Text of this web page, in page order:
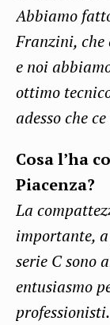
Abbiamo
Franzini,
e noi
ottimo
adesso che
Cosa l’ha
Piacenza?
La
importante,
serie C sono
entusiasmo